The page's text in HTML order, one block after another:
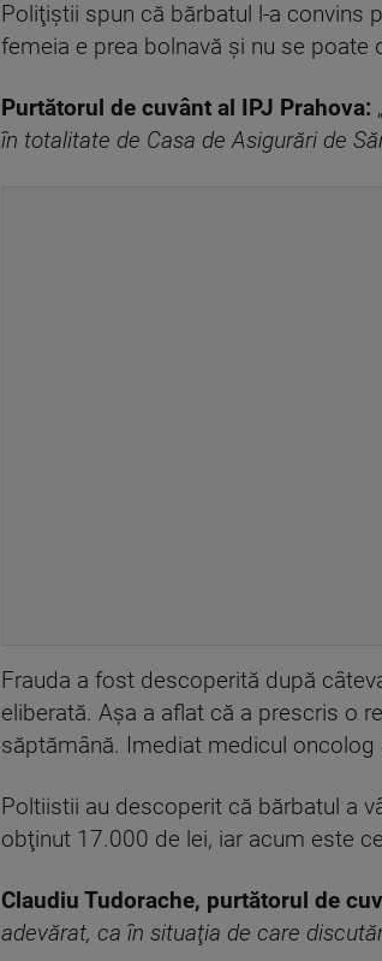
Poliţiştii spun că bărbatul l-a convins
femeia e prea bolnavă şi nu se poate
Purtătorul de cuvânt al IPJ Prahova:
în totalitate de Casa de Asigurări de
Frauda a fost descoperită după
eliberată. Aşa a aflat că a prescris o
săptămână. Imediat medicul
Poltiistii au descoperit că bărbatul a
obţinut 17.000 de lei, iar acum este
Claudiu Tudorache, purtătorul de
adevărat, ca în situaţia de care